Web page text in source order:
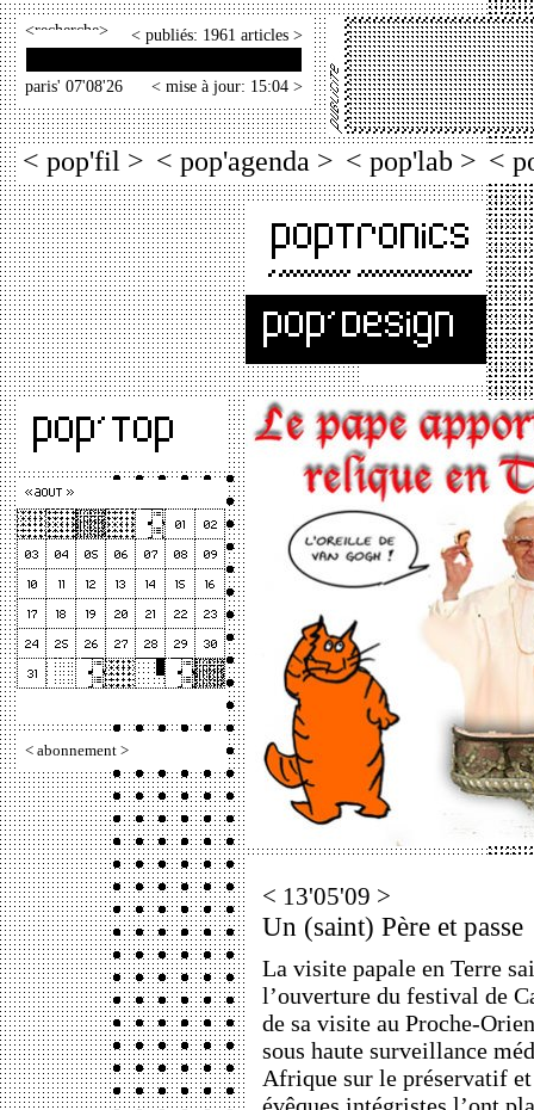
< > < publiés: 1961 articles >
paris' 07'08'26 < mise à jour: 15:04 >
< pop'fil > < pop'agenda > < pop'lab > <
< abonnement >
< 13'05'09 >
Un (saint) Père et passe
La visite papale en Terre
l’ouverture du festival de
de sa visite au Proche-
sous haute surveillance
Afrique sur le préservatif